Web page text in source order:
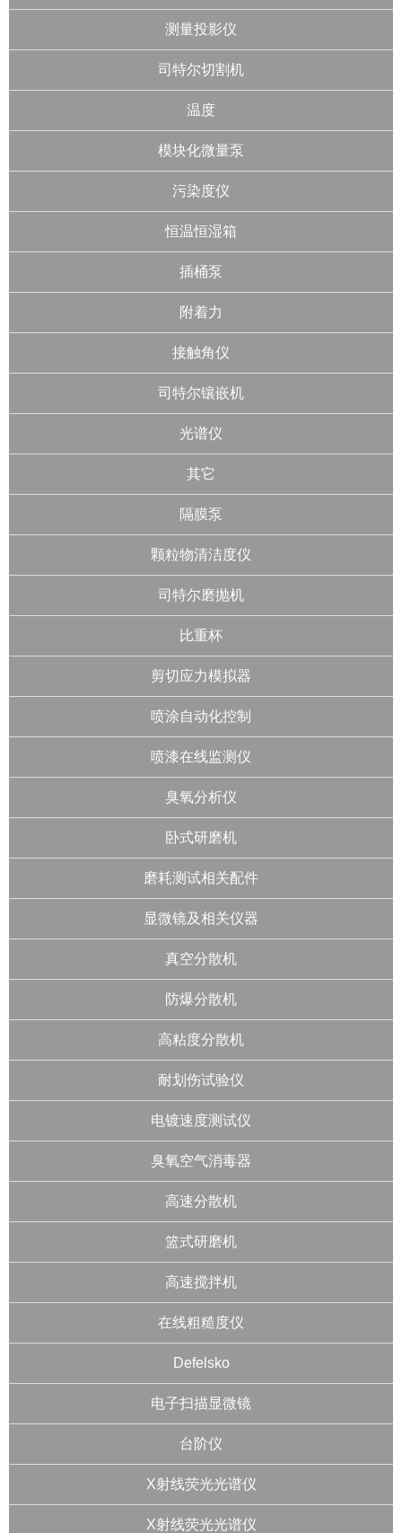
测量投影仪
司特尔切割机
温度
模块化微量泵
污染度仪
恒温恒湿箱
插桶泵
附着力
接触角仪
司特尔镶嵌机
光谱仪
其它
隔膜泵
颗粒物清洁度仪
司特尔磨抛机
比重杯
剪切应力模拟器
喷涂自动化控制
喷漆在线监测仪
臭氧分析仪
卧式研磨机
磨耗测试相关配件
显微镜及相关仪器
真空分散机
防爆分散机
高粘度分散机
耐划伤试验仪
电镀速度测试仪
臭氧空气消毒器
高速分散机
篮式研磨机
高速搅拌机
在线粗糙度仪
Defelsko
电子扫描显微镜
台阶仪
X射线荧光光谱仪
X射线荧光光谱仪